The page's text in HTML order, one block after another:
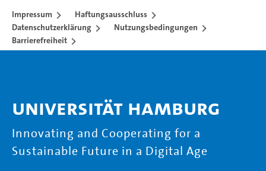
Impressum
Haftungsausschluss
Datenschutzerklärung
Nutzungsbedingungen
Barrierefreiheit
Universität Hamburg
Innovating and Cooperating for a
Sustainable Future in a Digital Age